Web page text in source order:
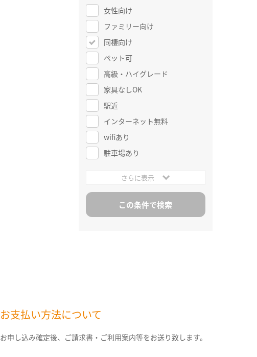
女性向け
ファミリー向け
同棲向け
ペット可
高級・ハイグレード
家具なしOK
駅近
インターネット無料
wifiあり
駐車場あり
さらに表示
お支払い方法について
お申し込み確定後、ご請求書・ご利用案内等をお送り致します。